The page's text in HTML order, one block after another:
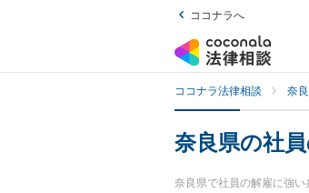
ココナラへ
ココナラ法律相談 奈
奈良県の社
奈良県で社員の解雇に強